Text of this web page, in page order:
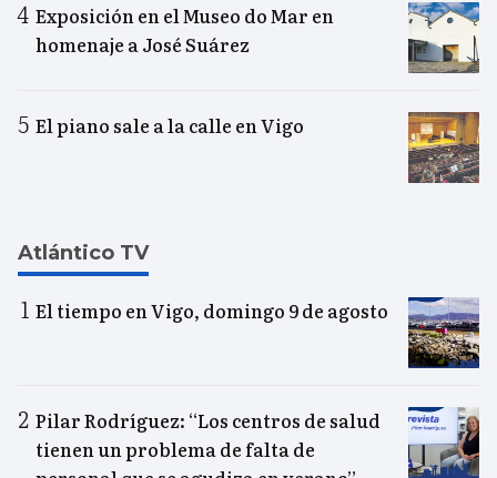
Exposición en el Museo do Mar en
homenaje a José Suárez
El piano sale a la calle en Vigo
Atlántico TV
El tiempo en Vigo, domingo 9 de agosto
Pilar Rodríguez: “Los centros de salud
tienen un problema de falta de